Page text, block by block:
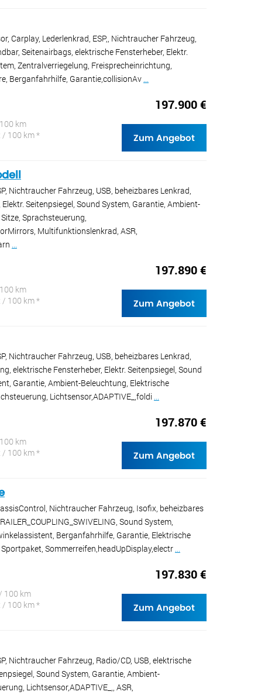
Carplay, Lederlenkrad, ESP,, Nichtraucher Fahrzeug,
Seitenairbags, elektrische Fensterheber, Elektr.
Zentralverriegelung, Freisprecheinrichtung,
Berganfahrhilfe, Garantie,collisionAv ...
km
/ 100 km *
197.900 €
Zum Angebot
Nichtraucher Fahrzeug, USB, beheizbares Lenkrad,
Seitenpsiegel, Sound System, Garantie, Ambient-
Sprachsteuerung,
Multifunktionslenkrad, ASR,
...
km
/ 100 km *
197.890 €
Zum Angebot
Nichtraucher Fahrzeug, USB, beheizbares Lenkrad,
elektrische Fensterheber, Elektr. Seitenpsiegel, Sound
Garantie, Ambient-Beleuchtung, Elektrische
Lichtsensor,ADAPTIVE_,foldi ...
km
/ 100 km *
197.870 €
Zum Angebot
Nichtraucher Fahrzeug, Isofix, beheizbares
Sound System,
Berganfahrhilfe, Garantie, Elektrische
Sommerreifen,headUpDisplay,electr ...
100 km
/ 100 km *
197.830 €
Zum Angebot
Nichtraucher Fahrzeug, Radio/CD, USB, elektrische
Sound System, Garantie, Ambient-
Lichtsensor,ADAPTIVE_,, ASR,